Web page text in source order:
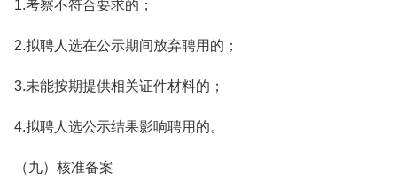
1.考察不符合要求的；
2.拟聘人选在公示期间放弃聘用的；
3.未能按期提供相关证件材料的；
4.拟聘人选公示结果影响聘用的。
（九）核准备案